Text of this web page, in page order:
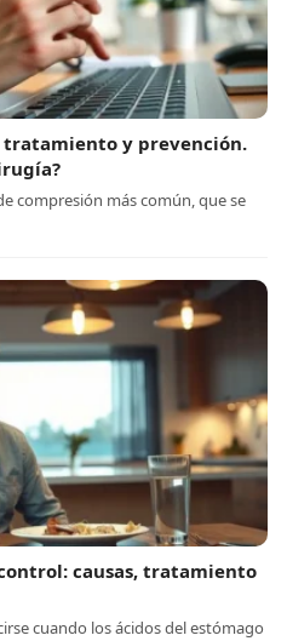
tratamiento y prevención.
compresión más común, que se
causas, tratamiento
cuando los ácidos del estómago